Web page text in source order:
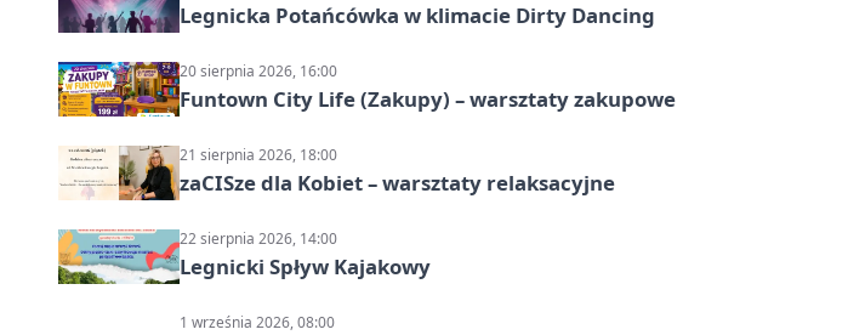
Legnicka Potańcówka w klimacie Dirty Dancing
20 sierpnia 2026, 16:00
Funtown City Life (Zakupy) – warsztaty zakupowe
21 sierpnia 2026, 18:00
zaCISze dla Kobiet – warsztaty relaksacyjne
22 sierpnia 2026, 14:00
Legnicki Spływ Kajakowy
1 września 2026, 08:00